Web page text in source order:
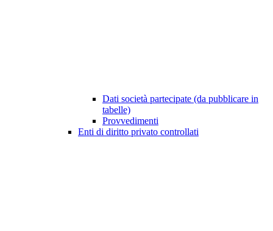
Dati società partecipate (da pubblicare in
tabelle)
Provvedimenti
Enti di diritto privato controllati